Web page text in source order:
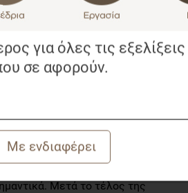
ελεγχόμενη, μονά τυφλή μελέτη.
που ακολούθησε δίαιτα χαμηλή
οδηγίες. Η παρέμβαση
γαστρεντερικά συμπτώματα
(IBS-SSS) και την
τριήμερα ημερολόγια
Κατά την έναρξη της
Μετά το τέλος της
για όλες τις εξελίξεις
σε αφορούν.